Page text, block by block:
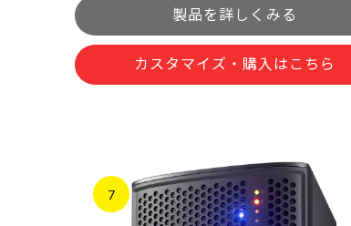
製品を詳しくみる
カスタマイズ・購入はこちら
7